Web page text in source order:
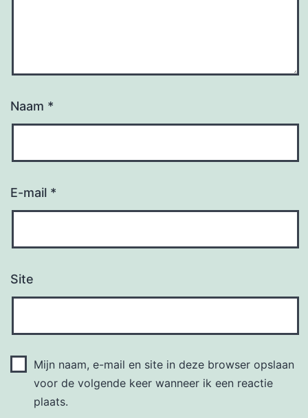
Naam *
E-mail *
Site
Mijn naam, e-mail en site in deze browser opslaan
voor de volgende keer wanneer ik een reactie
plaats.